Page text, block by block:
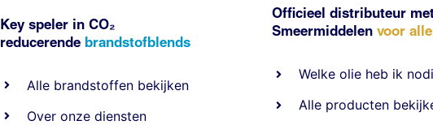
Key speler in CO₂
reducerende brandstofblends
Alle brandstoffen bekijken
Over onze diensten
Officieel distributeur
Smeermiddelen voor
Welke olie heb ik
Alle producten